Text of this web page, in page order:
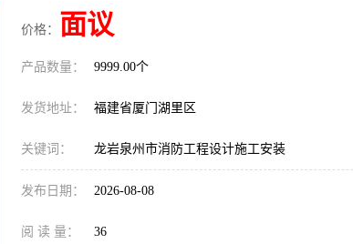
价格： 面议
产品数量： 9999.00个
发货地址： 福建省厦门湖里区
关键词： 龙岩泉州市消防工程设计施工安装
发布日期： 2026-08-08
阅 读 量： 36